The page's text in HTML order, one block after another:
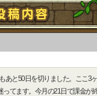
もあと50日を切りました。ここ
ってます。今月の21日で課金が